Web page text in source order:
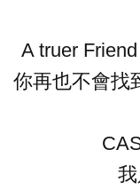
A truer
你再也不會找